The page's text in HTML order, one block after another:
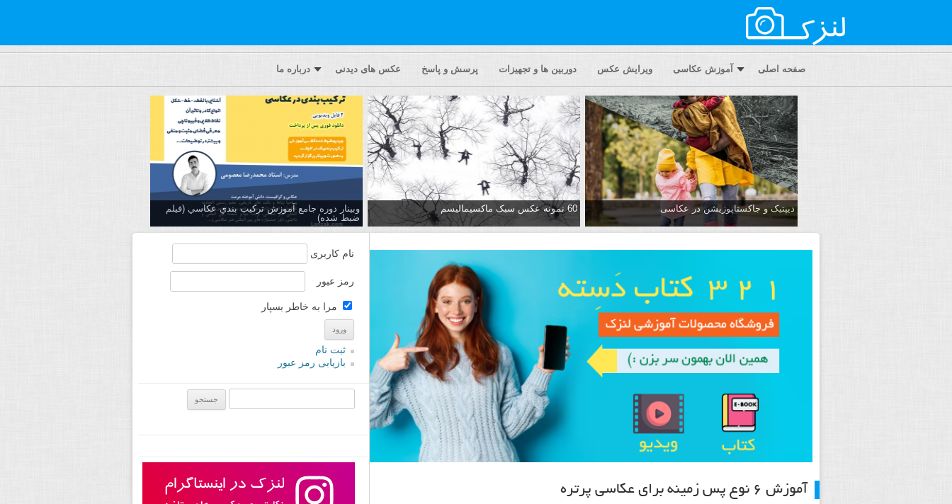
صفحه اصلی آموزش عکاسی ویرایش عکس دوربین ها و تجهیزات پرسش و پاسخ عکس های دیدنی درباره ما
دیپتیک و جاکستا‌پوزیشن در عکاسی 60 نمونه عکس سبک ماکسیمالیسم
وبینار دوره جامع آموزش تركيب بندي عكاسي (فیلم
ضبط شده)
آموزش ۶ نوع پس زمینه برای عکاسی پرتره
نام کاربری
رمز عبور
مرا به خاطر بسپار
ثبت نام
بازیابی رمز عبور